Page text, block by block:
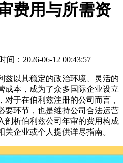
费用与所需资
：2026-06-12 00:43:57
兹以其稳定的政治环境、灵活的
成本，成为了众多国际企业设立
于在伯利兹注册的公司而言，
要环节，也是维持公司合法运营
剖析伯利兹公司年审的费用构成
企业或个人提供详尽指南。